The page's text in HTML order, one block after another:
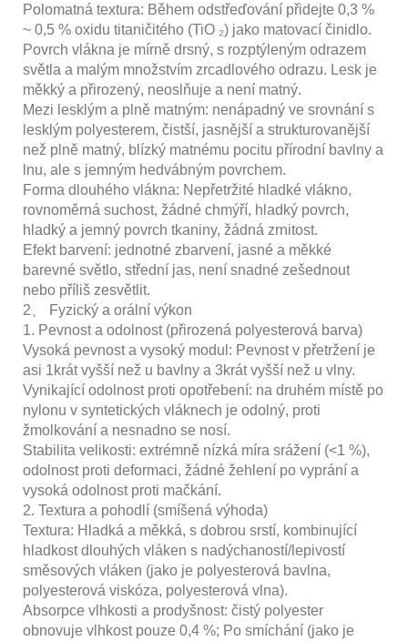
Polomatná textura: Během odstřeďování přidejte 0,3 %
~ 0,5 % oxidu titaničitého (TiO ₂) jako matovací činidlo.
Povrch vlákna je mírně drsný, s rozptýleným odrazem
světla a malým množstvím zrcadlového odrazu. Lesk je
měkký a přirozený, neoslňuje a není matný.
Mezi lesklým a plně matným: nenápadný ve srovnání s
lesklým polyesterem, čistší, jasnější a strukturovanější
než plně matný, blízký matnému pocitu přírodní bavlny a
lnu, ale s jemným hedvábným povrchem.
Forma dlouhého vlákna: Nepřetržité hladké vlákno,
rovnoměrná suchost, žádné chmýří, hladký povrch,
hladký a jemný povrch tkaniny, žádná zrnitost.
Efekt barvení: jednotné zbarvení, jasné a měkké
barevné světlo, střední jas, není snadné zešednout
nebo příliš zesvětlit.
2、 Fyzický a orální výkon
1. Pevnost a odolnost (přirozená polyesterová barva)
Vysoká pevnost a vysoký modul: Pevnost v přetržení je
asi 1krát vyšší než u bavlny a 3krát vyšší než u vlny.
Vynikající odolnost proti opotřebení: na druhém místě po
nylonu v syntetických vláknech je odolný, proti
žmolkování a nesnadno se nosí.
Stabilita velikosti: extrémně nízká míra srážení (<1 %),
odolnost proti deformaci, žádné žehlení po vyprání a
vysoká odolnost proti mačkání.
2. Textura a pohodlí (smíšená výhoda)
Textura: Hladká a měkká, s dobrou srstí, kombinující
hladkost dlouhých vláken s nadýchaností/lepivostí
směsových vláken (jako je polyesterová bavlna,
polyesterová viskóza, polyesterová vlna).
Absorpce vlhkosti a prodyšnost: čistý polyester
obnovuje vlhkost pouze 0,4 %; Po smíchání (jako je